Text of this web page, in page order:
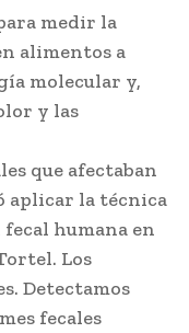
medir la
alimentos a
molecular y,
y las
que afectaban
aplicar la técnica
humana en
Los
Detectamos
fecales